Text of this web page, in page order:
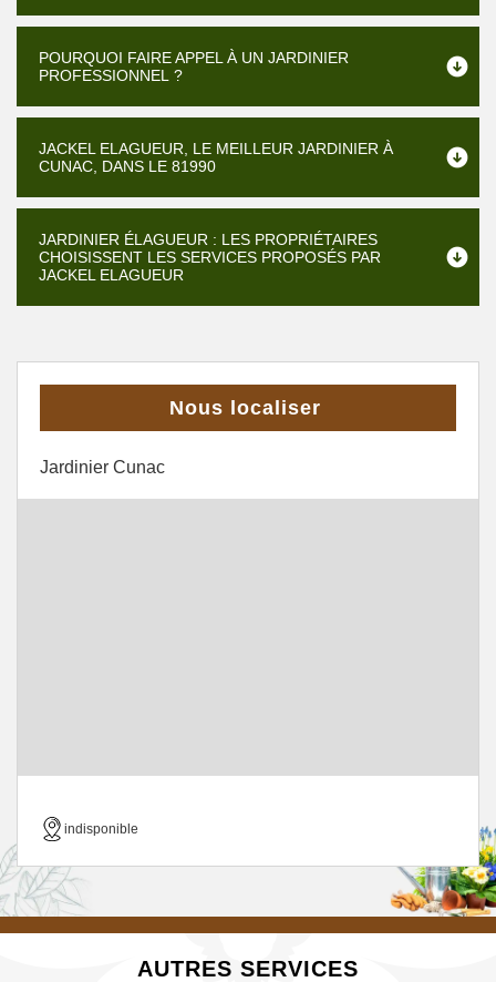
POURQUOI FAIRE APPEL À UN JARDINIER
PROFESSIONNEL ?
JACKEL ELAGUEUR, LE MEILLEUR JARDINIER À
CUNAC, DANS LE 81990
JARDINIER ÉLAGUEUR : LES PROPRIÉTAIRES
CHOISISSENT LES SERVICES PROPOSÉS PAR
JACKEL ELAGUEUR
Nous localiser
Jardinier Cunac
indisponible
AUTRES SERVICES